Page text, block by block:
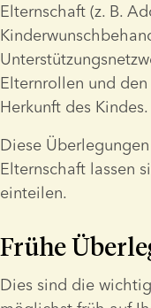
Elternschaft (z. B.
Elternrollen und
Herkunft des Kindes.
Diese
Elternschaft lassen
einteilen.
Frühe
Dies sind die